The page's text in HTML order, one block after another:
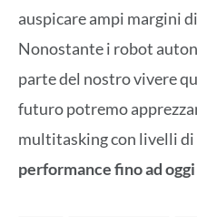
auspicare ampi margini
Nonostante i robot
parte del nostro vivere
futuro potremo
multitasking con livelli di
performance fino ad